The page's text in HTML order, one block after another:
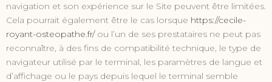
navigation et son expérience sur le Site peuvent être limitées.
Cela pourrait également être le cas lorsque https://cecile-
royant-osteopathe.fr/ou l’un de ses prestataires ne peut pas
reconnaître, à des fins de compatibilité technique, le type de
navigateur utilisé par le terminal, les paramètres de langue et
d’affichage ou le pays depuis lequel le terminal semble